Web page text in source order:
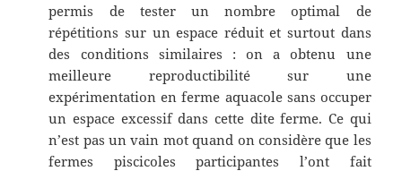
permis de tester un nombre optimal de
répétitions sur un espace réduit et surtout dans
des conditions similaires : on a obtenu une
meilleure reproductibilité sur une
expérimentation en ferme aquacole sans occuper
un espace excessif dans cette dite ferme. Ce qui
n’est pas un vain mot quand on considère que les
fermes piscicoles participantes l’ont fait